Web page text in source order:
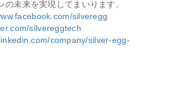
未来を実現してまいります。
silveregg
silvereggtech
company/silver-egg-